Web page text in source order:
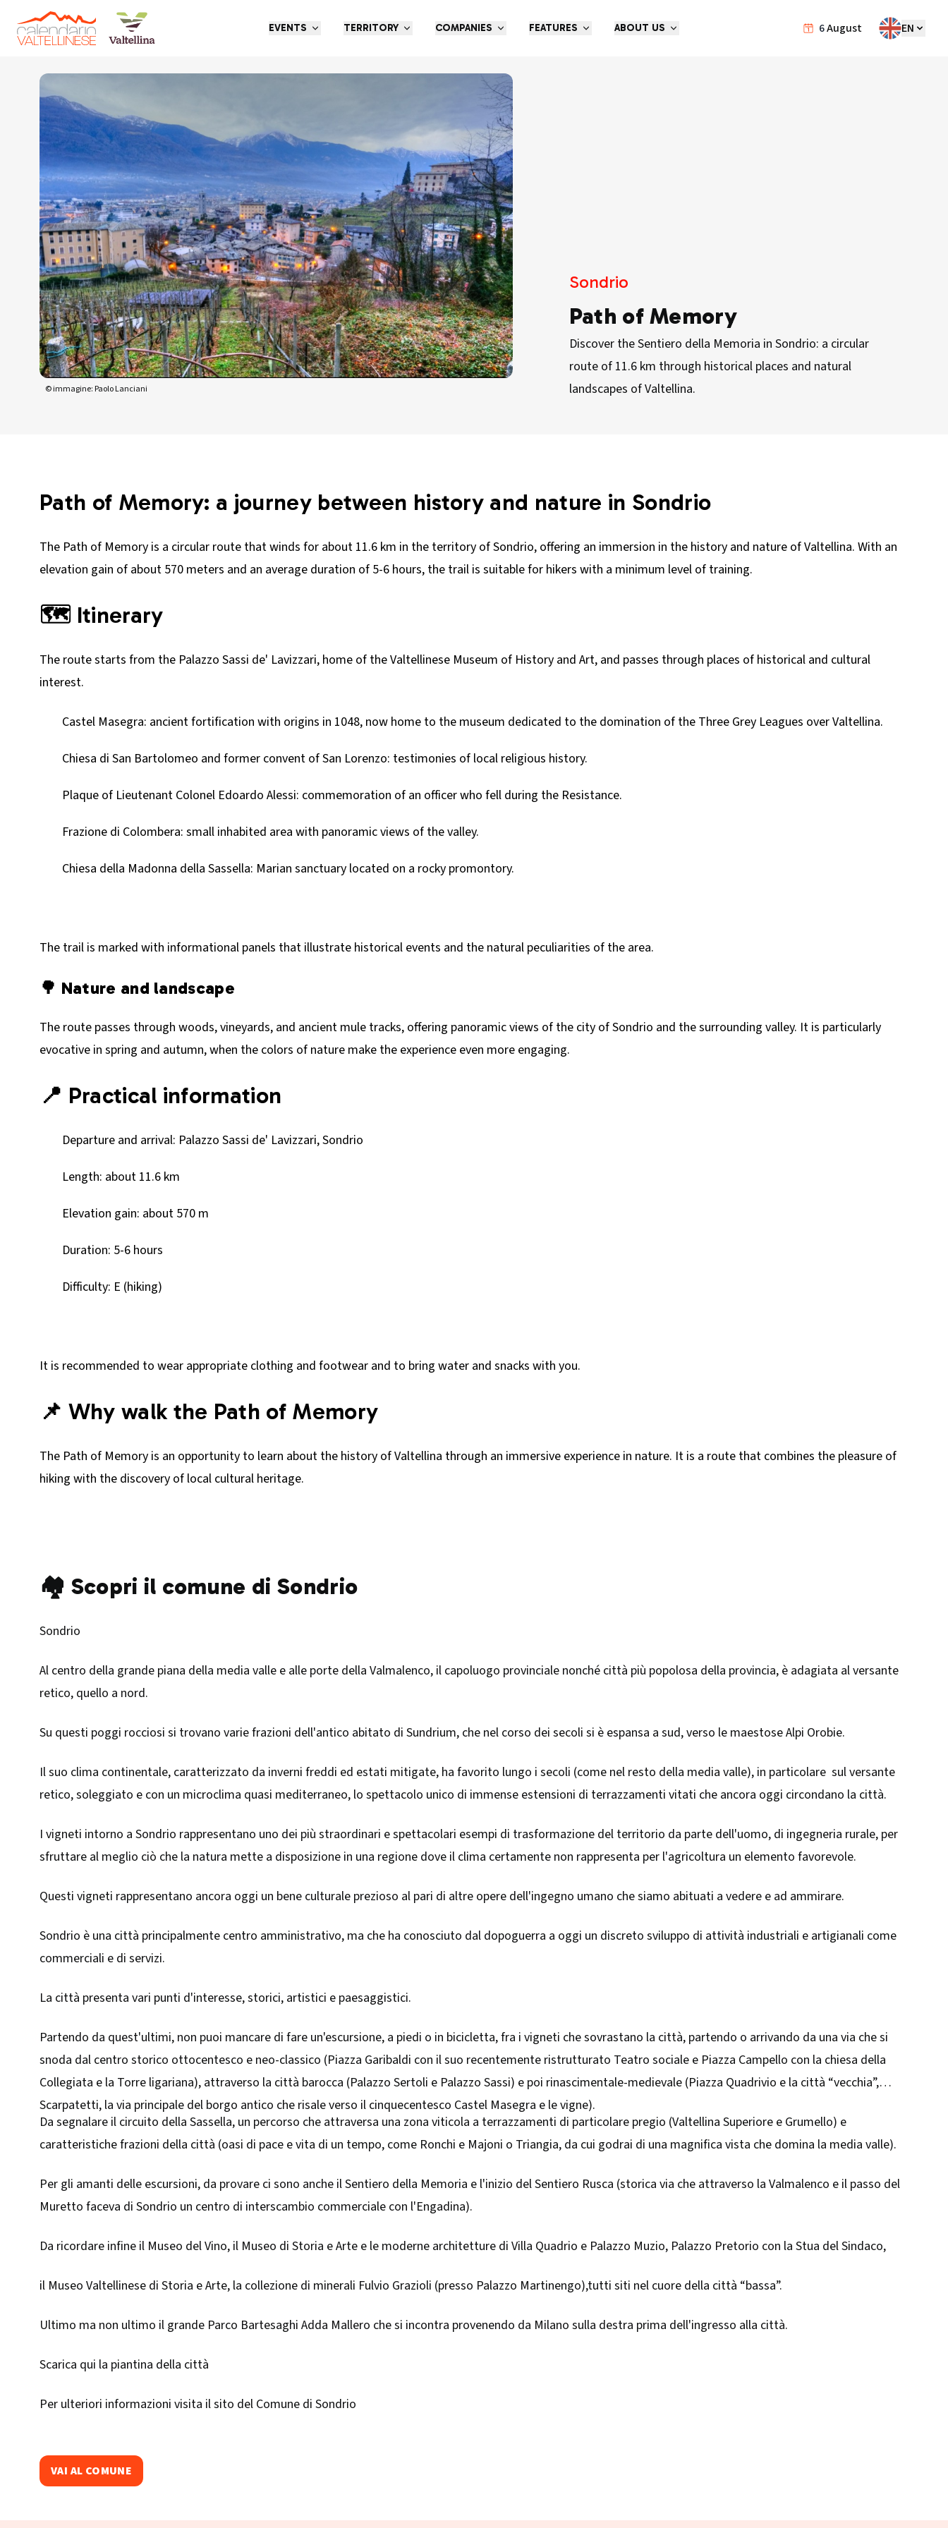
6August EN
EVENTS TERRITORY COMPANIES FEATURES ABOUT US
Go back
© immagine: Paolo Lanciani
Sondrio
Path of Memory
Discover the Sentiero della Memoria in Sondrio: a circular
route of 11.6 km through historical places and natural
landscapes of Valtellina.
Path of Memory: a journey between history and nature in Sondrio
The Path of Memory is a circular route that winds for about 11.6 km in the territory of Sondrio, offering an immersion in the history and nature of Valtellina. With an
elevation gain of about 570 meters and an average duration of 5-6 hours, the trail is suitable for hikers with a minimum level of training.
🗺️ Itinerary
The route starts from the Palazzo Sassi de' Lavizzari, home of the Valtellinese Museum of History and Art, and passes through places of historical and cultural
interest.
Castel Masegra: ancient fortification with origins in 1048, now home to the museum dedicated to the domination of the Three Grey Leagues over Valtellina.
Chiesa di San Bartolomeo and former convent of San Lorenzo: testimonies of local religious history.
Plaque of Lieutenant Colonel Edoardo Alessi: commemoration of an officer who fell during the Resistance.
Frazione di Colombera: small inhabited area with panoramic views of the valley.
Chiesa della Madonna della Sassella: Marian sanctuary located on a rocky promontory.
The trail is marked with informational panels that illustrate historical events and the natural peculiarities of the area.
🌳 Nature and landscape
The route passes through woods, vineyards, and ancient mule tracks, offering panoramic views of the city of Sondrio and the surrounding valley. It is particularly
evocative in spring and autumn, when the colors of nature make the experience even more engaging.
📍 Practical information
Departure and arrival: Palazzo Sassi de' Lavizzari, Sondrio
Length: about 11.6 km
Elevation gain: about 570 m
Duration: 5-6 hours
Difficulty: E (hiking)
It is recommended to wear appropriate clothing and footwear and to bring water and snacks with you.
📌 Why walk the Path of Memory
The Path of Memory is an opportunity to learn about the history of Valtellina through an immersive experience in nature. It is a route that combines the pleasure of
hiking with the discovery of local cultural heritage.
🏘️ Scopri il comune di Sondrio
Sondrio
Al centro della grande piana della media valle e alle porte della Valmalenco, il capoluogo provinciale nonché città più popolosa della provincia, è adagiata al versante
retico, quello a nord.
Su questi poggi rocciosi si trovano varie frazioni dell'antico abitato di Sundrium, che nel corso dei secoli si è espansa a sud, verso le maestose Alpi Orobie.
Il suo clima continentale, caratterizzato da inverni freddi ed estati mitigate, ha favorito lungo i secoli (come nel resto della media valle), in particolare sul versante
retico, soleggiato e con un microclima quasi mediterraneo, lo spettacolo unico di immense estensioni di terrazzamenti vitati che ancora oggi circondano la città.
I vigneti intorno a Sondrio rappresentano uno dei più straordinari e spettacolari esempi di trasformazione del territorio da parte dell'uomo, di ingegneria rurale, per
sfruttare al meglio ciò che la natura mette a disposizione in una regione dove il clima certamente non rappresenta per l'agricoltura un elemento favorevole.
Questi vigneti rappresentano ancora oggi un bene culturale prezioso al pari di altre opere dell'ingegno umano che siamo abituati a vedere e ad ammirare.
Sondrio è una città principalmente centro amministrativo, ma che ha conosciuto dal dopoguerra a oggi un discreto sviluppo di attività industriali e artigianali come
commerciali e di servizi.
La città presenta vari punti d'interesse, storici, artistici e paesaggistici.
Partendo da quest'ultimi, non puoi mancare di fare un'escursione, a piedi o in bicicletta, fra i vigneti che sovrastano la città, partendo o arrivando da una via che si
snoda dal centro storico ottocentesco e neo-classico (Piazza Garibaldi con il suo recentemente ristrutturato Teatro sociale e Piazza Campello con la chiesa della
Collegiata e la Torre ligariana), attraverso la città barocca (Palazzo Sertoli e Palazzo Sassi) e poi rinascimentale-medievale (Piazza Quadrivio e la città “vecchia”,
Scarpatetti, la via principale del borgo antico che risale verso il cinquecentesco Castel Masegra e le vigne).
Da segnalare il circuito della Sassella, un percorso che attraversa una zona viticola a terrazzamenti di particolare pregio (Valtellina Superiore e Grumello) e
caratteristiche frazioni della città (oasi di pace e vita di un tempo, come Ronchi e Majoni o Triangia, da cui godrai di una magnifica vista che domina la media valle).
Per gli amanti delle escursioni, da provare ci sono anche il Sentiero della Memoria e l'inizio del Sentiero Rusca (storica via che attraverso la Valmalenco e il passo del
Muretto faceva di Sondrio un centro di interscambio commerciale con l'Engadina).
Da ricordare infine il Museo del Vino, il Museo di Storia e Arte e le moderne architetture di Villa Quadrio e Palazzo Muzio, Palazzo Pretorio con la Stua del Sindaco,
il Museo Valtellinese di Storia e Arte, la collezione di minerali Fulvio Grazioli (presso Palazzo Martinengo),tutti siti nel cuore della città “bassa”.
Ultimo ma non ultimo il grande Parco Bartesaghi Adda Mallero che si incontra provenendo da Milano sulla destra prima dell'ingresso alla città.
Scarica qui la piantina della città
Per ulteriori informazioni visita il sito del Comune di Sondrio
VAI AL COMUNE